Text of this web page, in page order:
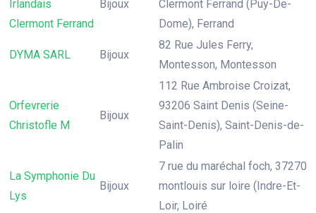
Irlandais
Clermont Ferrand
Bijoux
Clermont Ferrand (Puy-De-
Dome), Ferrand
DYMA SARL Bijoux
82 Rue Jules Ferry,
Montesson, Montesson
Orfevrerie
Christofle M
Bijoux
112 Rue Ambroise Croizat,
93206 Saint Denis (Seine-
Saint-Denis), Saint-Denis-de-
Palin
La Symphonie Du
Lys
Bijoux
7 rue du maréchal foch, 37270
montlouis sur loire (Indre-Et-
Loir, Loiré